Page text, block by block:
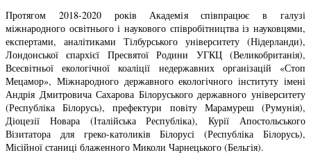
Протягом 2018-2020 років Академія співпрацює в галузі
міжнародного освітнього і наукового співробітництва із науковцями,
експертами, аналітиками Тілбурського університету (Нідерланди),
Лондонської єпархієї Пресвятої Родини УГКЦ (Великобританія),
Всесвітньої екологічної коаліції недержавних організацій «Стоп
Мецамор», Міжнародного державного екологічного інституту імені
Андрія Дмитровича Сахарова Білоруського державного університету
(Республіка Білорусь), префектури повіту Марамуреш (Румунія),
Діоцезії Новара (Італійська Республіка), Курії Апостольського
Візитатора для греко-католиків Білорусі (Республіка Білорусь),
Місійної станиці блаженного Миколи Чарнецького (Бельгія).